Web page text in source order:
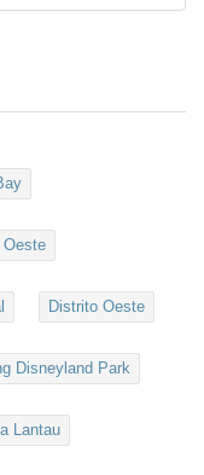
Oeste
Distrito Oeste
Disneyland Park
Lantau